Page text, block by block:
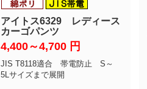
アイトス6329 レディース
カーゴパンツ
4,400～4,700 円
JIS T8118適合 帯電防止 S～
5Lサイズまで展開